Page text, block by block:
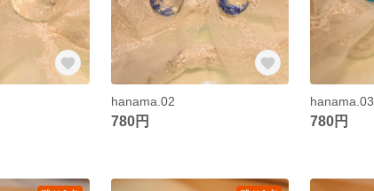
hanama.02
780円
hanama.03
780円